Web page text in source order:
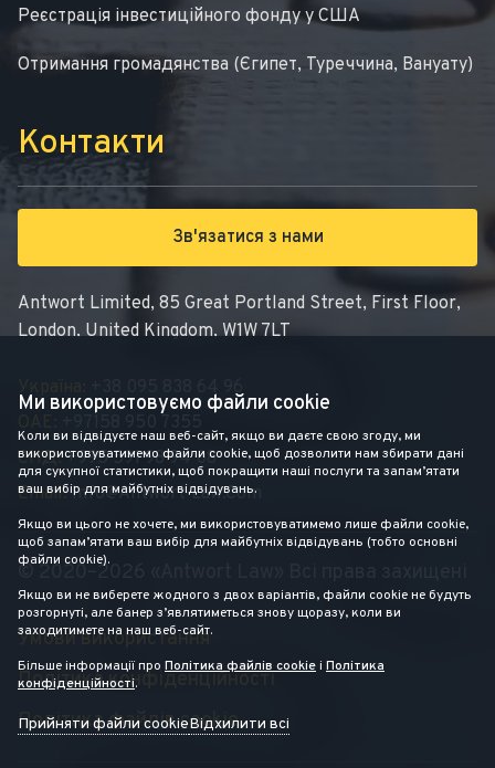
Реєстрація інвестиційного фонду у США
Отримання громадянства (Єгипет, Туреччина, Вануату)
Контакти
Зв'язатися з нами
Antwort Limited, 85 Great Portland Street, First Floor,
London, United Kingdom, W1W 7LT
+38 095 838 64 96
СНД:+995 591 98 94 08
Email:Info@antwort-Law.com
© 2020–2026 «Antwort Law» Всі права захищені
Умови використання
Політика конфіденційності
Політика файлів cookie
Ми використовуємо файли cookie
Коли ви відвідуєте наш веб-сайт, якщо ви даєте свою згоду, ми
використовуватимемо файли cookie, щоб дозволити нам збирати дані
для сукупної статистики, щоб покращити наші послуги та запам’ятати
ваш вибір для майбутніх відвідувань.
Якщо ви цього не хочете, ми використовуватимемо лише файли cookie,
щоб запам’ятати ваш вибір для майбутніх відвідувань (тобто основні
файли cookie).
Якщо ви не виберете жодного з двох варіантів, файли cookie не будуть
розгорнуті, але банер з’являтиметься знову щоразу, коли ви
заходитимете на наш веб-сайт.
Більше інформації про Політика файлів cookieі Політика
конфіденційності.
Прийняти файли cookieВідхилити всі